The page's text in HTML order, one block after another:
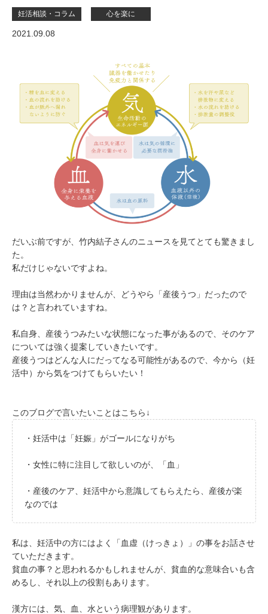
妊活相談・コラム 心を楽に
2021.09.08
だいぶ前ですが、竹内結子さんのニュースを見てとても驚きまし
た。
私だけじゃないですよね。
理由は当然わかりませんが、どうやら「産後うつ」だったので
は？と言われていますね。
私自身、産後うつみたいな状態になった事があるので、そのケア
については強く提案していきたいです。
産後うつはどんな人にだってなる可能性があるので、今から（妊
活中）から気をつけてもらいたい！
このブログで言いたいことはこちら↓
・妊活中は「妊娠」がゴールになりがち
・女性に特に注目して欲しいのが、「血」
・産後のケア、妊活中から意識してもらえたら、産後が楽
なのでは
私は、妊活中の方にはよく「血虚（けっきょ）」の事をお話させ
ていただきます。
貧血の事？と思われるかもしれませんが、貧血的な意味合いも含
めるし、それ以上の役割もあります。
漢方には、気、血、水という病理観があります。